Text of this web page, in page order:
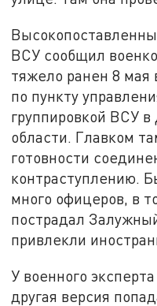
ВСУ сообщил
тяжело ранен 8 мая
по пункту
группировкой ВСУ
области. Главком
готовности
контраступлению.
много офицеров, в
пострадал
привлекли
У военного
другая версия